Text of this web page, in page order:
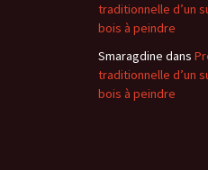
traditionnelle d’un
bois à peindre
Smaragdine dans
traditionnelle d’un
bois à peindre